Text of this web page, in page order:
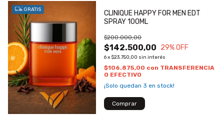
GRATIS
CLINIQUE HAPPY FOR MEN EDT
SPRAY 100ML
$142.500,00
$200.000,00
29% OFF
6x $23.750,00 sin interés
$106.875,00 con TRANSFERENCIA
O EFECTIVO
¡Solo quedan 3 en stock!